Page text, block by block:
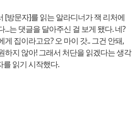
[방문자]를 읽는 알라디너가 잭 리처에
...는 댓글을 달아주신 걸 보게 됐다. 네?
게 집이라고요? 오 마이 갓.. 그건 안돼,
하지 않아! 그래서 처단을 읽겠다는 생각
를 읽기 시작했다.